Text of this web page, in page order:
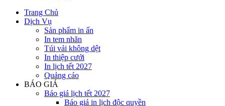
Trang Chủ
Dịch Vụ
Sản phẩm in ấn
In tem nhãn
Túi vải không dệt
In thiệp cưới
In lịch tết 2027
Quảng cáo
BÁO GIÁ
Báo giá lịch tết 2027
Báo giá in lịch độc quyền